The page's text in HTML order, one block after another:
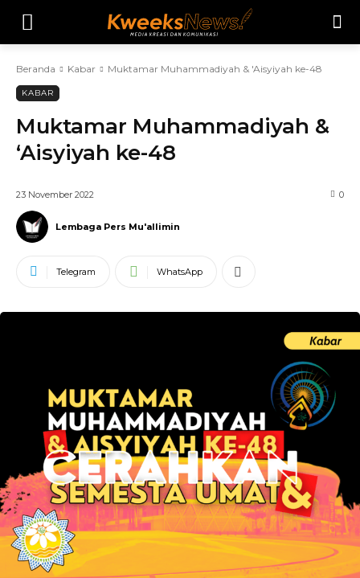
Beranda Kabar Muktamar Muhammadiyah & 'Aisyiyah ke-48
KABAR
Muktamar Muhammadiyah &
‘Aisyiyah ke-48
0
23 November 2022
Lembaga Pers Mu'allimin
Telegram WhatsApp